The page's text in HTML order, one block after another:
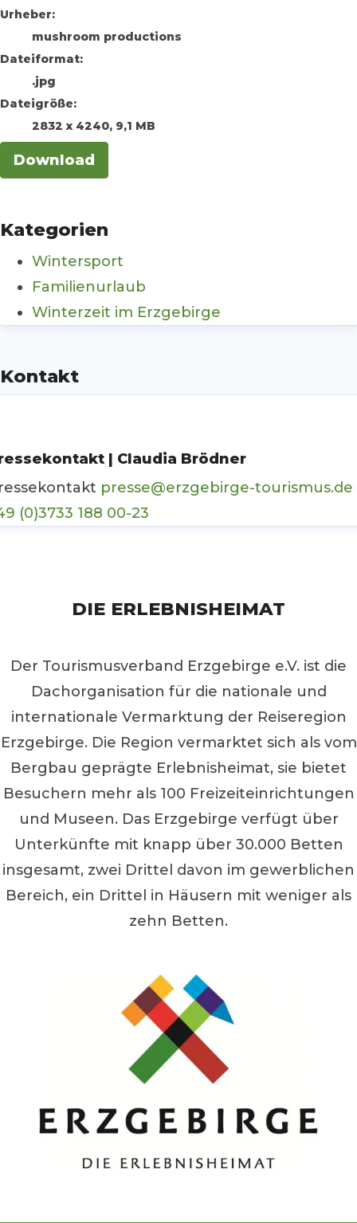
Urheber:
mushroom productions
Dateiformat:
.jpg
Dateigröße:
2832 x 4240, 9,1 MB
Download
Kategorien
Wintersport
Familienurlaub
Winterzeit im Erzgebirge
Kontakt
| Claudia Brödner
presse@erzgebirge-tourismus.de
(0)3733 188 00-23
DIE ERLEBNISHEIMAT
Der Tourismusverband Erzgebirge e.V. ist die
Dachorganisation für die nationale und
internationale Vermarktung der Reiseregion
Erzgebirge. Die Region vermarktet sich als vom
Bergbau geprägte Erlebnisheimat, sie bietet
Besuchern mehr als 100 Freizeiteinrichtungen
und Museen. Das Erzgebirge verfügt über
Unterkünfte mit knapp über 30.000 Betten
insgesamt, zwei Drittel davon im gewerblichen
Bereich, ein Drittel in Häusern mit weniger als
zehn Betten.